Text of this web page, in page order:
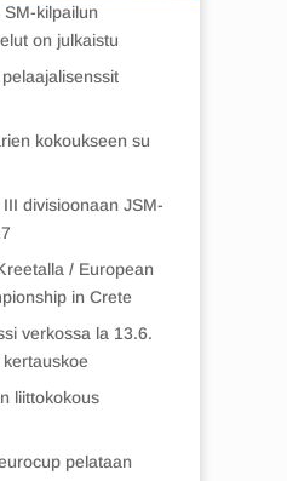
kilpailun
on julkaistu
kokoukseen su
divisioonaan JSM-
/ European
in Crete
verkossa la 13.6.
liittokokous
pelataan